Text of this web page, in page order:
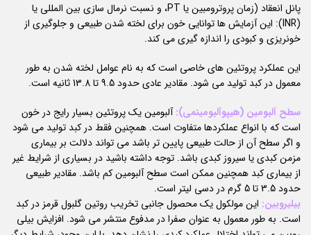
پانل انعقاد (زمان پروترومبین یا PT، و نسبت نرمال سازی بین المللی یا
(INR): این آزمایش ها توانایی خون برای لخته شدن طبیعی و جلوگیری از
خونریزی و کبودی را اندازه گیری می کند.
این عملکرد پروتئین های خاصی است که به نام عوامل لخته شدن به طور
معمول در کبد تولید می شود. مقادیر عادی حدود 9.5 تا 13.8 ثانیه است.
سطح آلبومین (هیپوآلبومینمی): آلبومین یک پروتئین بسیار رایج در خون
است که با انواع عملکردها متفاوت است. همچنین فقط در کبد تولید می شود
و اگر سطح آن از حالت طبیعی پایین تر باشد می تواند دلالت بر بیماری
مزمن کبدی یا سیروز کبدی باشد. توجه داشته باشید در بسیاری از شرایط غیر
از بیماری کبد همچنین ممکن است سطح آلبومین کم باشد. مقادیر طبیعی
حدود 3.5 تا 5 گرم در دسی لیتر است.
بیلیروبین: این مولکول یک محصول جانبی تخریب روتین گلبول قرمز در کبد
است. به طور معمول به عنوان صفرا در مدفوع منتشر می شود. افزایش بیلی